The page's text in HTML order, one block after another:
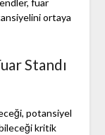
fuar
ortaya
Standı
potansiyel
kritik